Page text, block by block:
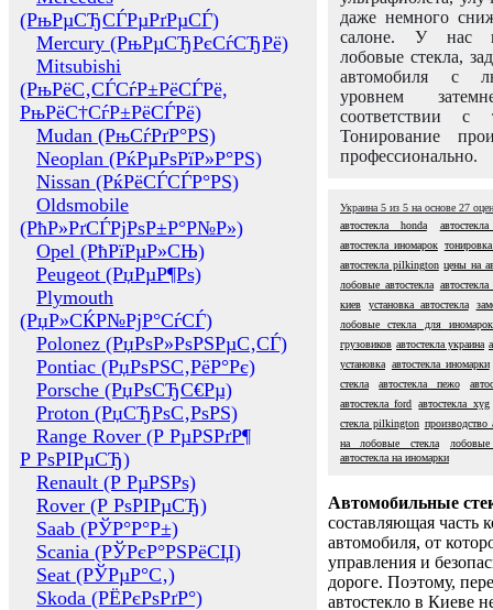
(РњРµСЂСЃРµРґРµСЃ)
Mercury (РњРµСЂРєСѓСЂРё)
Mitsubishi
(РњРёС‚СЃСѓР±РёСЃРё,
РњРёС†СѓР±РёСЃРё)
Mudan (РњСѓРґР°РЅ)
Neoplan (РќРµРѕРїР»Р°РЅ)
Nissan (РќРёСЃСЃР°РЅ)
Oldsmobile
(РћР»РґСЃРјРѕР±Р°Р№Р»)
Opel (РћРїРµР»СЊ)
Peugeot (РџРµР¶Рѕ)
Plymouth
(РџР»СЌР№РјР°СѓСЃ)
Polonez (РџРѕР»РѕРЅРµС‚СЃ)
Pontiac (РџРѕРЅС‚РёР°Рє)
Porsche (РџРѕСЂС€Рµ)
Proton (РџСЂРѕС‚РѕРЅ)
Range Rover (Р РµРЅРґР¶
Р РѕРІРµСЂ)
Renault (Р РµРЅРѕ)
Rover (Р РѕРІРµСЂ)
Saab (РЎР°Р°Р±)
Scania (РЎРєР°РЅРёСЏ)
Seat (РЎРµР°С‚)
Skoda (РЁРєРѕРґР°)
даже немного
салоне. У нас
лобовые стекла,
автомобиля с
уровнем
соответствии с
Тонирование
профессионально.
Украина 5 из 5 на основе 27
автостекла honda
автостекла иномарок
автостекла pilkington цены на
лобовые автостекла
киев
установка автостекла
лобовые стекла для иномарок
грузовиков автостекла украина
установка автостекла иномарки
стекла
автостекла пежо
автостекла ford автостекла xyg
стекла pilkington производство
на лобовые стекла
автостекла на иномарки
Автомобильные
составляющая часть
автомобиля, от
управления и
дороге. Поэтому,
автостекло в Киеве